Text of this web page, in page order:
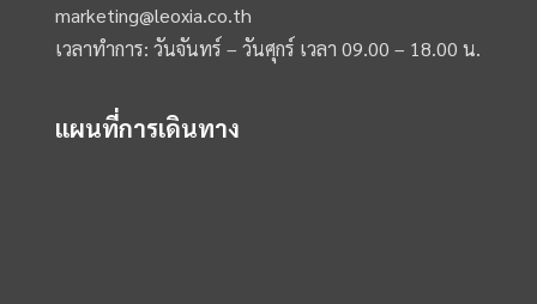
marketing@leoxia.co.th
เวลาทำการ: วันจันทร์ – วันศุกร์ เวลา 09.00 – 18.00 น.
แผนที่การเดินทาง